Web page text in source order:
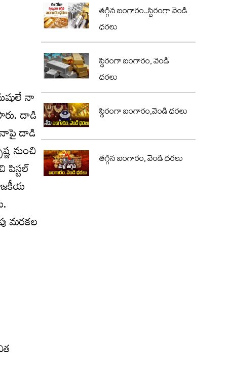
నా
దాడి
దాడి
నుంచి
మరకల
తగ్గిన బంగారం..స్థిరంగా వెండి
ధరలు
స్థిరంగా బంగారం, వెండి
ధరలు
స్థిరంగా బంగారం,వెండి ధరలు
తగ్గిన బంగారం, వెండి ధరలు